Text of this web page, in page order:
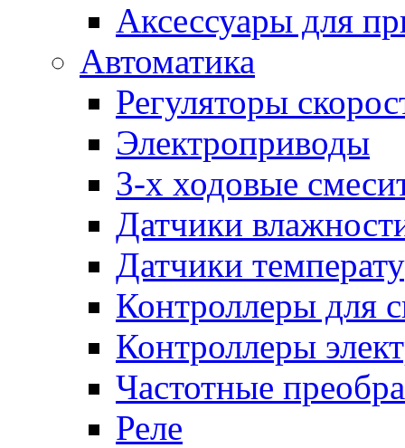
Аксессуары для
Автоматика
Регуляторы
Электроприводы
3-х ходовые
Датчики
Датчики
Контроллеры для
Контроллеры
Частотные
Реле